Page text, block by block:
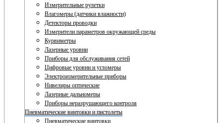
Измерительные рулетки
Влагомеры (датчики влажности)
Детекторы проводки
Измерители параметров окружающей среды
Курвиметры
Лазерные уровни
Приборы для обслуживания сетей
Цифровые уровни и угломеры
Электроизмерительные приборы
Нивелиры оптические
Лазерные дальномеры
Приборы неразрушающего контроля
Пневматические винтовки и пистолеты
Пневматические винтовки